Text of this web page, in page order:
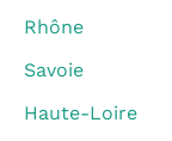
Rhône
Savoie
Haute-Loire